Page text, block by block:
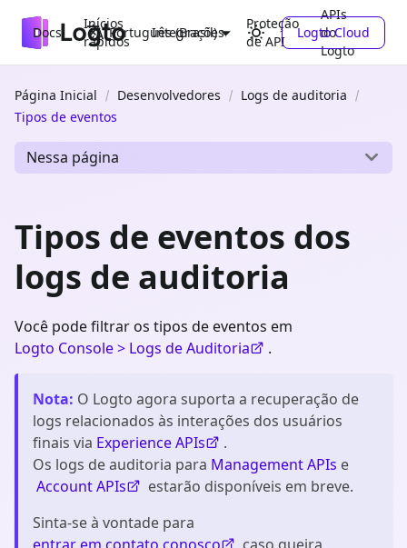
Docs
Inícios
rápidos
Integrações
Proteção
de API
APIs
do
Logto
Português (Brasil) Logto Cloud
Página Inicial Desenvolvedores
Logs de auditoria
Tipos de eventos
Nessa página
Tipos de eventos dos
logs de auditoria
Você pode filtrar os tipos de eventos em
Logto Console > Logs de Auditoria
.
Nota: O Logto agora suporta a recuperação de
logs relacionados às interações dos usuários
finais via Experience APIs
.
Os logs de auditoria para Management APIs e
Account APIs
estarão disponíveis em breve.
Sinta-se à vontade para